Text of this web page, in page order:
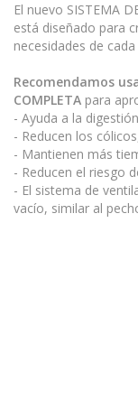
El nuevo SISTEMA
está diseñado para
necesidades de
Recomendamos
COMPLETA para
- Ayuda a la
- Reducen los
- Mantienen más
- Reducen el riesgo
- El sistema de
vacío, similar al